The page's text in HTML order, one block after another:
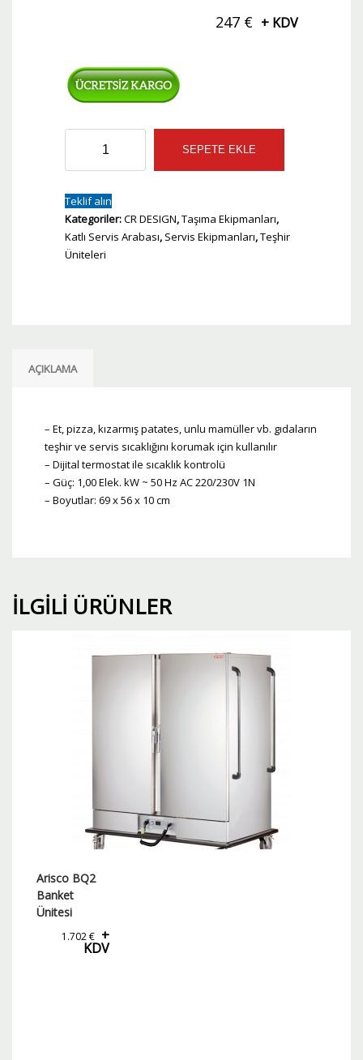
247 € + KDV
Sıcak
Servis
Ünitesi
GN
2/1
adet
SEPETE EKLE
Teklif alın
Kategoriler:CR DESIGN,Taşıma Ekipmanları,
Katlı Servis Arabası, Servis Ekipmanları,Teşhir
Üniteleri
AÇIKLAMA
– Et, pizza, kızarmış patates, unlu mamüller vb. gıdaların
teşhir ve servis sıcaklığını korumak için kullanılır
– Dijital termostat ile sıcaklık kontrolü
– Güç: 1,00 Elek. kW ~ 50 Hz AC 220/230V 1N
– Boyutlar: 69 x 56 x 10 cm
İLGILI ÜRÜNLER
Arisco BQ2
Banket
Ünitesi
1.702€ +
KDV